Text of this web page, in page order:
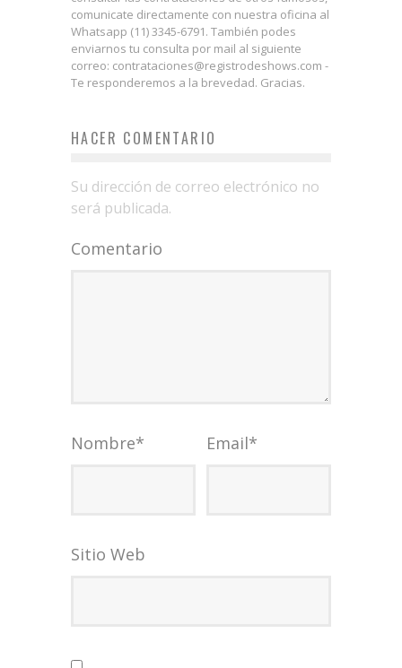
comunicate directamente con nuestra oficina al
Whatsapp (11) 3345-6791. También podes
enviarnos tu consulta por mail al siguiente
correo: contrataciones@registrodeshows.com -
Te responderemos a la brevedad. Gracias.
HACER COMENTARIO
Su dirección de correo electrónico no
será publicada.
Comentario
Nombre* Email*
Sitio Web